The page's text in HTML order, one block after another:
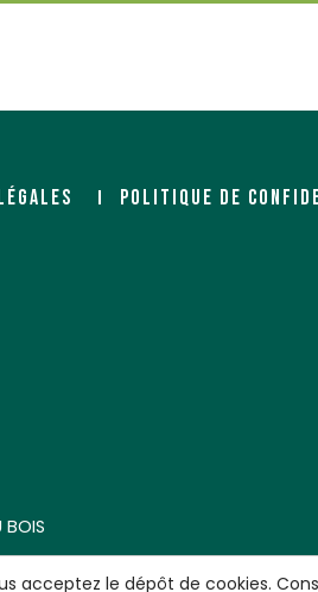
POLITIQUE DE
acceptez le dépôt de cookies.